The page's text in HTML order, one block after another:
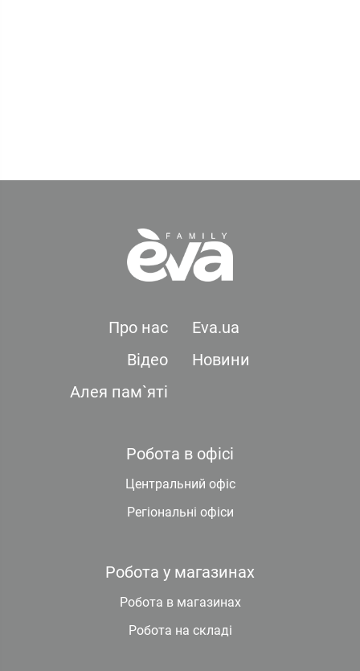
Про нас
Eva.ua
Відео
Новини
Алея пам`яті
Робота в офісі
Центральний офіс
Регіональні офіси
Робота у магазинах
Робота в магазинах
Робота на складі